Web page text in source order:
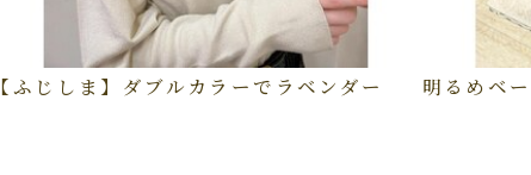
【ふじしま】ダブルカラーでラベンダー 明るめベ